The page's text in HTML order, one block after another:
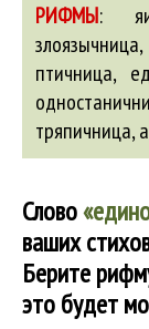
РИФМЫ:
злоязычница
птичница,
тряпичница,
Слово
ваших
Берите
это будет